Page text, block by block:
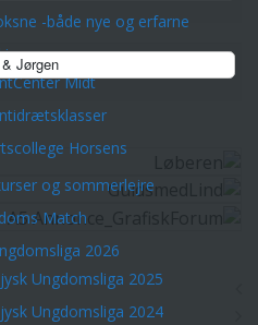
-både nye og erfarne
Midt
Horsens
og sommerlejre
Match
2026
Ungdomsliga 2025
Ungdomsliga 2024
Jørgen